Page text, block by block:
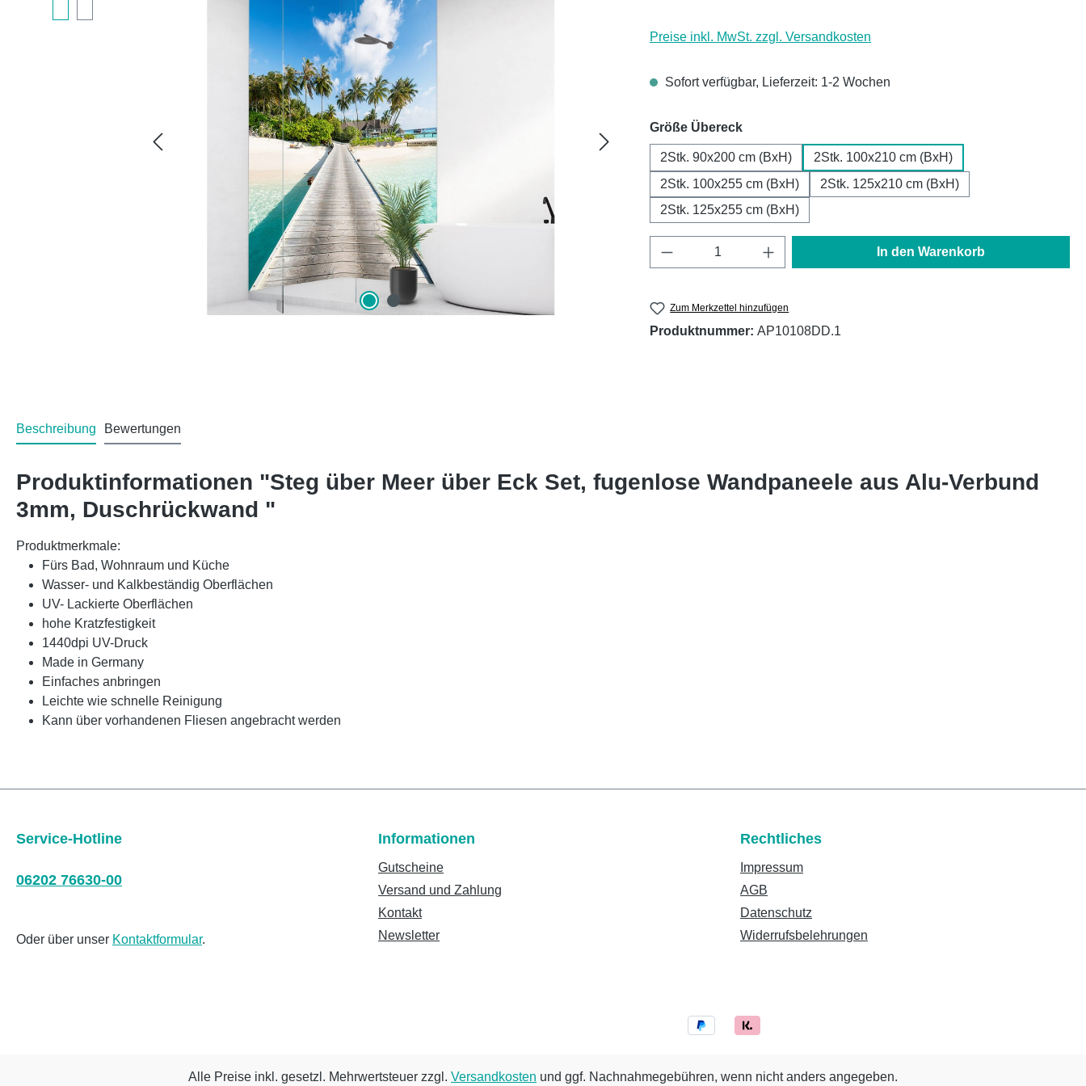
Preise inkl. MwSt. zzgl. Versandkosten
Sofort verfügbar, Lieferzeit: 1-2 Wochen
Größe Übereckauswählen
2Stk. 90x200 cm (BxH)
2Stk. 100x210 cm (BxH)
2Stk. 100x255 cm (BxH)
2Stk. 125x210 cm (BxH)
2Stk. 125x255 cm (BxH)
Produkt Anzahl: Gib den gewünschten Wert ein
In den Warenkorb
Zum Merkzettel hinzufügen
Produktnummer: AP10108DD.1
Beschreibung Bewertungen
Produktinformationen "Steg über Meer über Eck Set, fugenlose Wandpaneele aus Alu-Verbund
3mm, Duschrückwand "
Produktmerkmale:
Fürs Bad, Wohnraum und Küche
Wasser- und Kalkbeständig Oberflächen
UV- Lackierte Oberflächen
hohe Kratzfestigkeit
1440dpi UV-Druck
Made in Germany
Einfaches anbringen
Leichte wie schnelle Reinigung
Kann über vorhandenen Fliesen angebracht werden
Service-Hotline
06202 76630-00
Oder über unser Kontaktformular.
Informationen
Gutscheine
Versand und Zahlung
Kontakt
Newsletter
Rechtliches
Impressum
AGB
Datenschutz
Widerrufsbelehrungen
Alle Preise inkl. gesetzl. Mehrwertsteuer zzgl. Versandkosten und ggf. Nachnahmegebühren, wenn nicht anders angegeben.